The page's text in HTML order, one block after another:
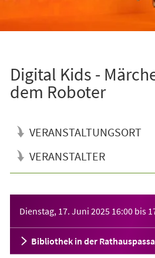
Digital Kids -
dem Roboter
VERANSTALTUNGSORT
VERANSTALTER
Dienstag, 17. Juni 2025 16:00 bis
Bibliothek in der